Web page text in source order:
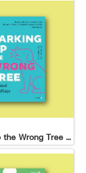
Barking Up the Wrong Tree : ทุ่มเทผิดที่ ทำกี่ปีก็ไม่รุ่ง